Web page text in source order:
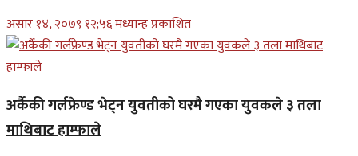
असार १४, २०७९ १२;५६ मध्यान्ह प्रकाशित
अर्कैकी गर्लफ्रेण्ड भेट्न युवतीको घरमै गएका युवकले ३ तला
माथिबाट हाम्फाले